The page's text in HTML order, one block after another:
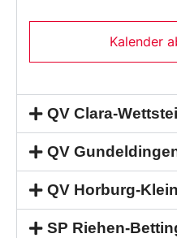
Kalender
QV Clara-
QV
QV Horburg-
SP Riehen-